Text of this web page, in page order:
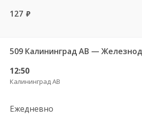
127 руб.
12:50
Калининград АВ
Ежедневно